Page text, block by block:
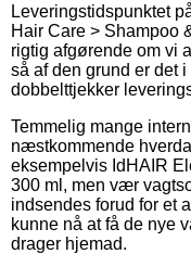
Leveringstidspunktet
Hair Care > Shampoo
rigtig afgørende om vi
så af den grund er det
dobbelttjekker
Temmelig mange
næstkommende
eksempelvis IdHAIR
300 ml, men vær
indsendes forud for et
kunne nå at få de nye
drager hjemad.